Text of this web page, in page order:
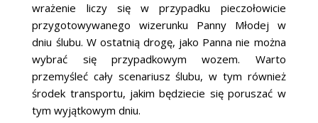
wrażenie liczy się w przypadku pieczołowicie
przygotowywanego wizerunku Panny Młodej w
dniu ślubu. W ostatnią drogę, jako Panna nie można
wybrać się przypadkowym wozem. Warto
przemyśleć cały scenariusz ślubu, w tym również
środek transportu, jakim będziecie się poruszać w
tym wyjątkowym dniu.